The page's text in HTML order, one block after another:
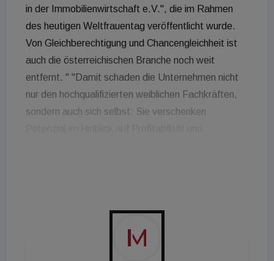
in der Immobilienwirtschaft e.V.", die im Rahmen
des heutigen Weltfrauentag veröffentlicht wurde.
Von Gleichberechtigung und Chancengleichheit ist
auch die österreichischen Branche noch weit
entfernt. " "Damit schaden die Unternehmen nicht
nur den hochqualifizierten weiblichen Fachkräften,
sondern auch sich selbst: Sie verschenken
Wettbewerbsnachteil!", erklärt Katrin Williams,
Vorstandsvorsitzende der "Frauen in der
Immobilienwirtschaft e.V.", bei der Vorstellung der